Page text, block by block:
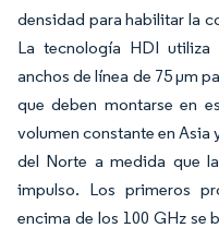
densidad para habilitar la
La tecnología HDI
anchos de línea de 75 μm
que deben montarse en
volumen constante en
del Norte a medida que
impulso. Los primeros
encima de los 100 GHz se